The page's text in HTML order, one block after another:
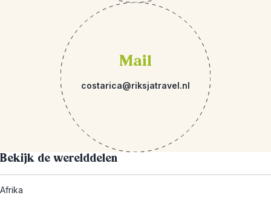
Mail
costarica@riksjatravel.nl
Bekijk de werelddelen
Afrika